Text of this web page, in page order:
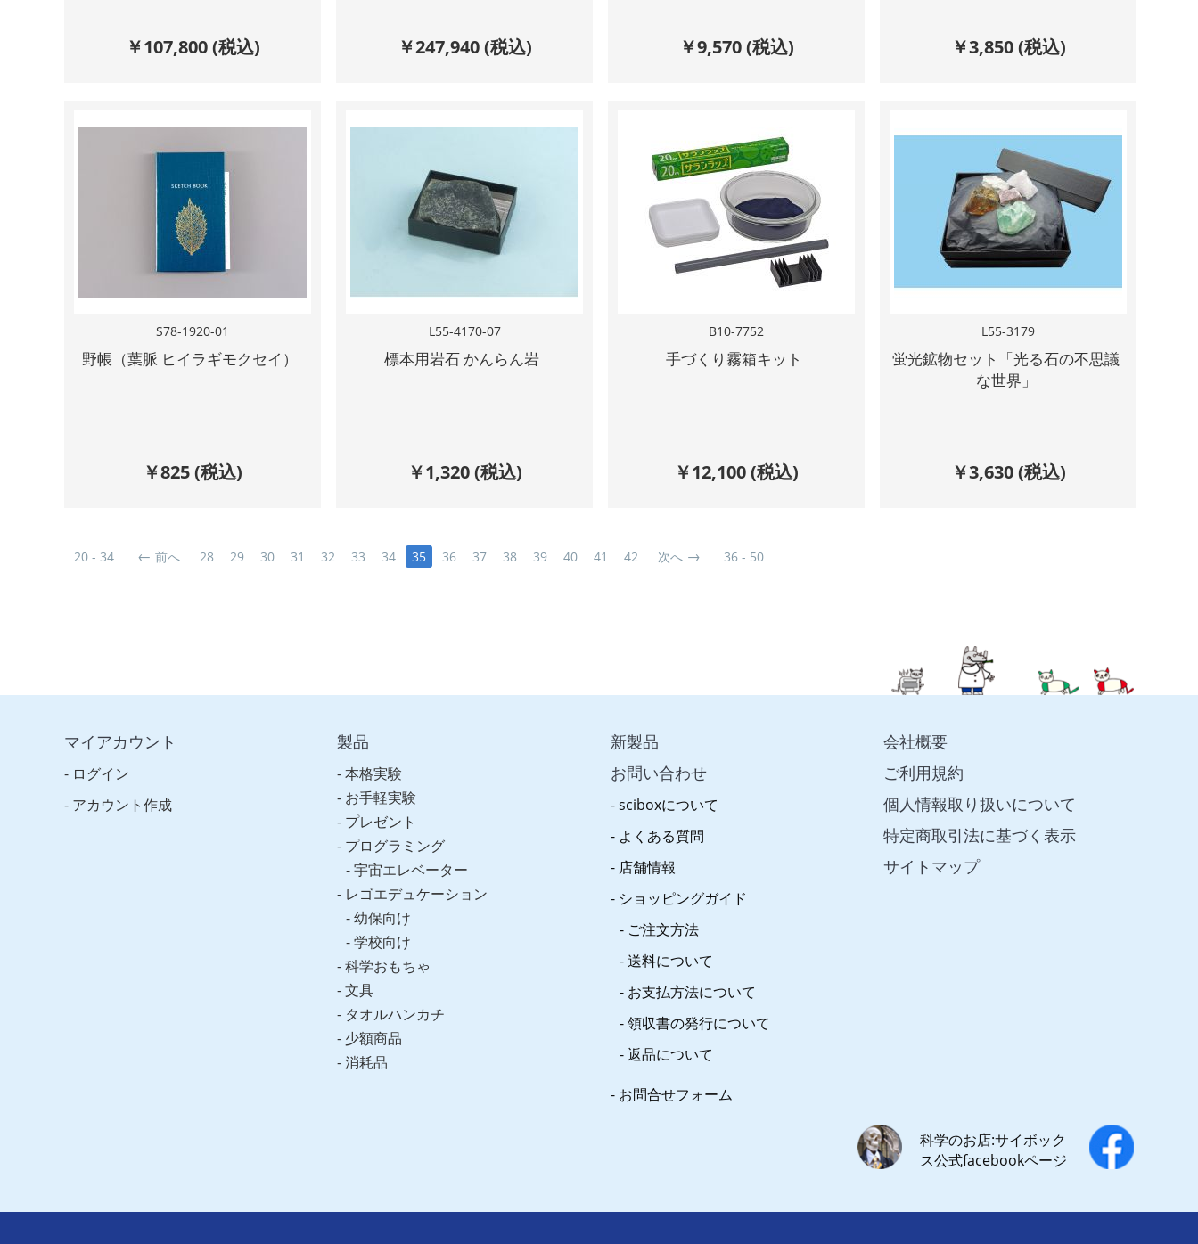
￥107,800(税込) ￥247,940(税込) ￥9,570(税込) ￥3,850(税込)
S78-1920-01
野帳（葉脈 ヒイラギモクセイ）
￥825(税込)
L55-4170-07
標本用岩石 かんらん岩
￥1,320(税込)
B10-7752
手づくり霧箱キット
￥12,100(税込)
L55-3179
蛍光鉱物セット「光る石の不思議
な世界」
￥3,630(税込)
20 - 34 前へ 28 29 30 31 32 33 34 35 36 37 38 39 40 41 42 次へ 36 - 50
マイアカウント
ログイン
アカウント作成
製品
本格実験
お手軽実験
プレゼント
プログラミング
宇宙エレベーター
レゴエデュケーション
幼保向け
学校向け
科学おもちゃ
文具
タオルハンカチ
少額商品
消耗品
新製品
お問い合わせ
sciboxについて
よくある質問
店舗情報
ショッピングガイド
ご注文方法
送料について
お支払方法について
領収書の発行について
返品について
お問合せフォーム
会社概要
ご利用規約
個人情報取り扱いについて
特定商取引法に基づく表示
サイトマップ
科学のお店:サイボック
ス公式facebookページ